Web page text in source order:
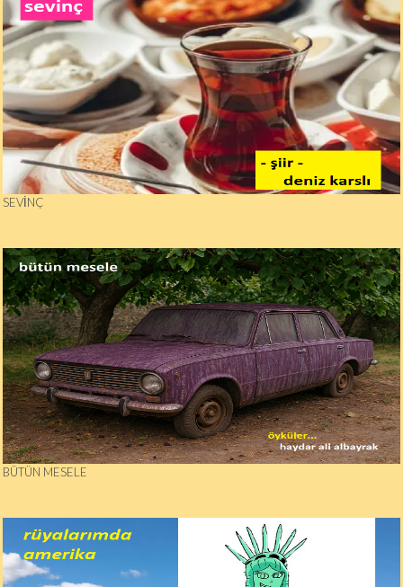
SEVINÇ
BÜTÜN MESELE